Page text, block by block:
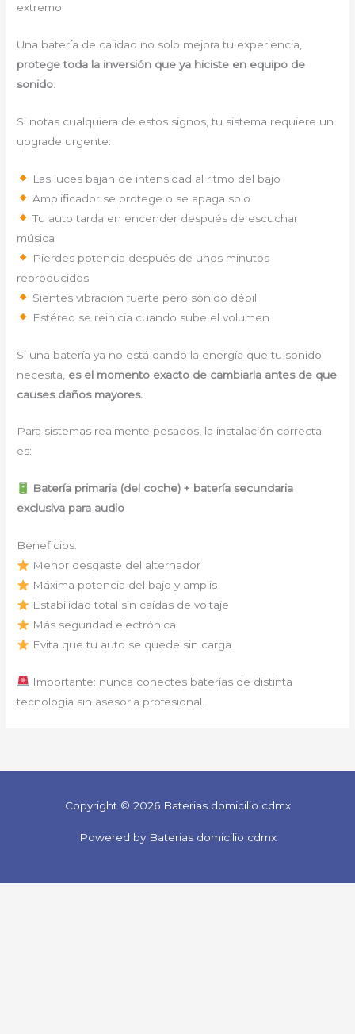
extremo.
Una batería de calidad no solo mejora tu experiencia,
protege toda la inversión que ya hiciste en equipo de
sonido
Si notas cualquiera de estos signos, tu sistema requiere un
upgrade urgente:
Las luces bajan de intensidad al ritmo del bajo
Amplificador se protege o se apaga solo
Tu auto tarda en encender después de escuchar
música
Pierdes potencia después de unos minutos
reproducidos
Sientes vibración fuerte pero sonido débil
Estéreo se reinicia cuando sube el volumen
Si una batería ya no está dando la energía que tu sonido
necesita, es el momento exacto de cambiarla antes de que
causes daños mayores.
Para sistemas realmente pesados, la instalación correcta
es:
Batería primaria (del coche) + batería secundaria
exclusiva para audio
Beneficios:
Menor desgaste del alternador
Máxima potencia del bajo y amplis
Estabilidad total sin caídas de voltaje
Más seguridad electrónica
Evita que tu auto se quede sin carga
Importante: nunca conectes baterías de distinta
tecnología sin asesoría profesional.
Copyright © 2026 Baterias domicilio cdmx
Powered by Baterias domicilio cdmx